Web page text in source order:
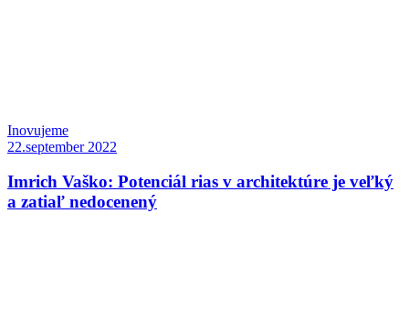
Inovujeme
22.september 2022
Imrich Vaško: Potenciál rias v architektúre je veľký
a zatiaľ nedocenený